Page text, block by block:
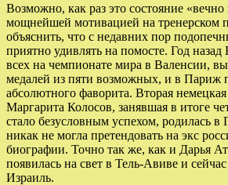
Возможно, как раз это состояние «вечно
мощнейшей мотивацией на тренерском
объяснить, что с недавних пор
приятно удивлять на помосте. Год
всех на чемпионате мира в Валенсии,
медалей из пяти возможных, и в Париж
абсолютного фаворита. Вторая
Маргарита Колосов, занявшая в итоге
стало безусловным успехом, родилась в
никак не могла претендовать на экс
биографии. Точно так же, как и Дарья
появилась на свет в Тель-Авиве и сейчас
Израиль.